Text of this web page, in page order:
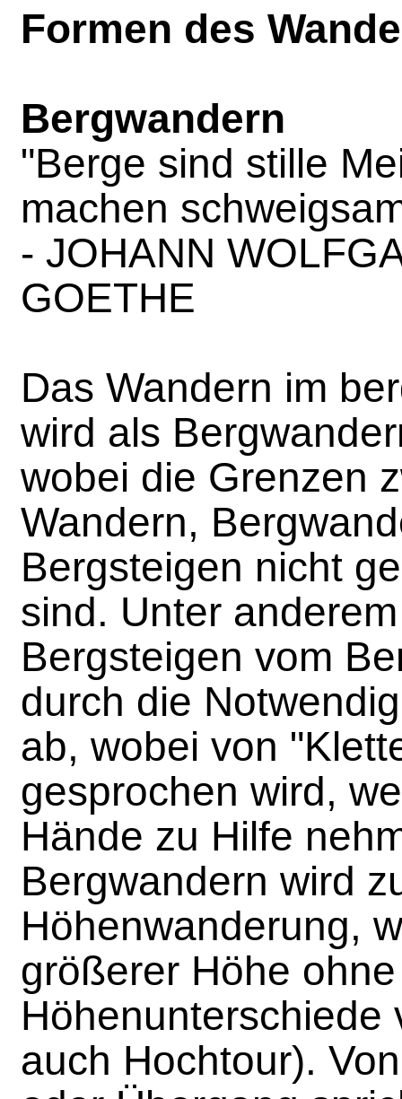
Formen des
Bergwandern
"Berge sind stille
machen
- JOHANN
GOETHE
Das Wandern im
wird als
wobei die Grenzen
Wandern,
Bergsteigen nicht
sind. Unter
Bergsteigen vom
durch die
ab, wobei von
gesprochen wird,
Hände zu Hilfe
Bergwandern wird
Höhenwanderung,
größerer Höhe
Höhenunterschiede
auch Hochtour).